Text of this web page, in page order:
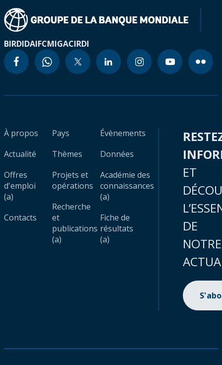
BIRDIDAIFCMIGACIRDI
À propos
Actualité
Offres
d'emploi
(a)
Contacts
Pays
Thèmes
Projets et
opérations
Recherche
et
publications
(a)
Évènements
Données
Académie des
connaissances
(a)
Fiche de
résultats
(a)
ET
DE
NOTRE